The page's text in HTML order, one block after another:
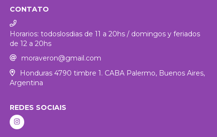
CONTATO
Horarios: todoslosdias de 11 a 20hs / domingos y feriados
de 12 a 20hs
moraveron@gmail.com
Honduras 4790 timbre 1. CABA Palermo, Buenos Aires,
Argentina
REDES SOCIAIS